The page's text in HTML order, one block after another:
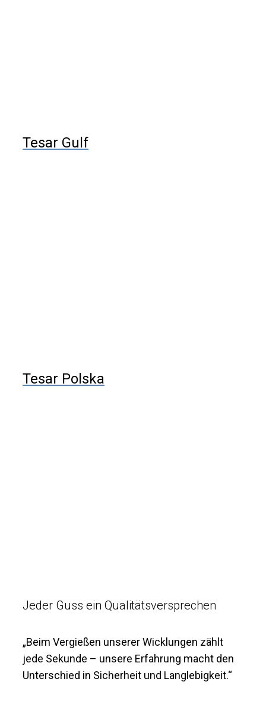
Tesar Gulf
Tesar Polska
Jeder Guss ein Qualitätsversprechen
„Beim Vergießen unserer Wicklungen zählt
jede Sekunde – unsere Erfahrung macht den
Unterschied in Sicherheit und Langlebigkeit.“